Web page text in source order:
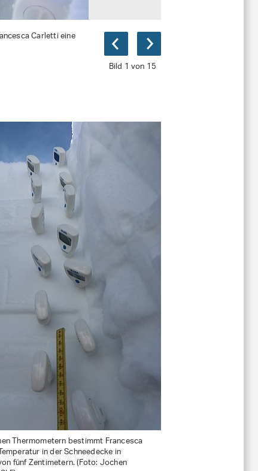
Bild 1 von 15
Carletti eine
Thermometern bestimmt Francesca
in der Schneedecke in
fünf Zentimetern. (Foto: Jochen